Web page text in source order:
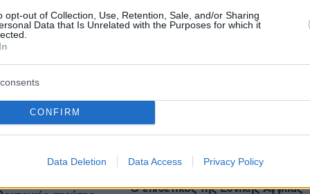
opt-out of Collection, Use, Retention, Sale, and/or Sharing
Data that Is Unrelated with the Purposes for which it
CONFIRM
Data Deletion Data Access Privacy Policy
στοProtothema.gr
Ειδήσεις
Ο επιθετικός της Εθνικής Αγγλίας